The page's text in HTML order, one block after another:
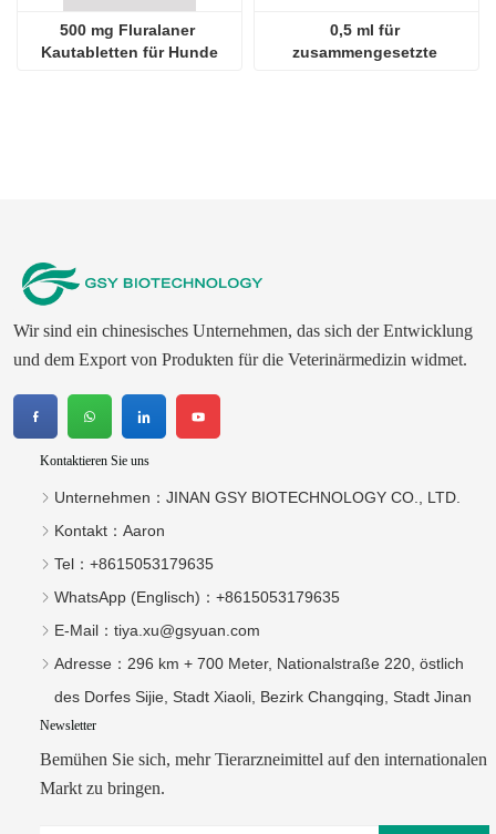
500 mg Fluralaner
Kautabletten für Hunde
0,5 ml für
zusammengesetzte
Wir sind ein chinesisches Unternehmen, das sich der Entwicklung
und dem Export von Produkten für die Veterinärmedizin widmet.
Kontaktieren Sie uns
Unternehmen： JINAN GSY BIOTECHNOLOGY CO., LTD.
Kontakt： Aaron
Tel： +8615053179635‬
WhatsApp (Englisch)： +8615053179635
E-Mail： tiya.xu@gsyuan.com
Adresse： 296 km + 700 Meter, Nationalstraße 220, östlich
des Dorfes Sijie, Stadt Xiaoli, Bezirk Changqing, Stadt Jinan
Newsletter
Bemühen Sie sich, mehr Tierarzneimittel auf den internationalen
Markt zu bringen.